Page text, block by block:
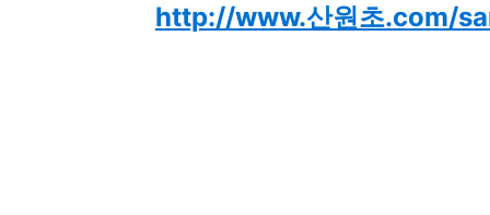
http://www.산원초.com/